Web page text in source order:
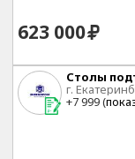
623 000
Столы
г.
+7 999 (